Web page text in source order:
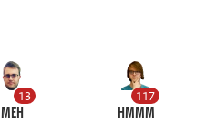
13
MEH
117
HMMM